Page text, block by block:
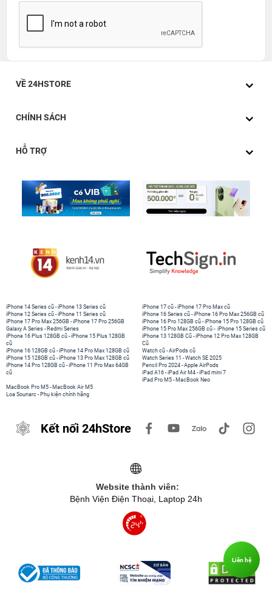
VỀ 24HSTORE
CHÍNH SÁCH
HỖ TRỢ
iPhone 14 Series cũ -iPhone 13 Series cũ
iPhone 12 Series cũ -iPhone 11 Series cũ
iPhone 17 Pro Max 256GB -iPhone 17 Pro 256GB
Galaxy A Series - Redmi Series
iPhone 17 cũ -iPhone 17 Pro Max cũ
iPhone 16 Series cũ - iPhone 16 Pro Max 256GB cũ
iPhone 16 Pro 128GB cũ -iPhone 15 Pro 128GB cũ
iPhone 15 Pro Max 256GB cũ - iPhone 15 Series cũ
iPhone 16 Plus 128GB cũ -iPhone 15 Plus 128GB
cũ
iPhone 16 128GB cũ -iPhone 14 Pro Max 128GB cũ
iPhone 15 128GB cũ -iPhone 13 Pro Max 128GB cũ
iPhone 14 Pro 128GB cũ -iPhone 11 Pro Max 64GB
cũ
iPhone 13 128GB Cũ -iPhone 12 Pro Max 128GB
Cũ
Watch cũ -AirPods cũ
Watch Series 11 -Watch SE 2025
Pencil Pro 2024 -Apple AirPods
iPad A16 -iPad Air M4 -iPad mini 7
iPad Pro M5 - MacBook Neo
MacBook Pro M5 - MacBook Air M5
Loa Sounarc - Phụ kiện chính hãng
Kết nối 24hStore
Website thành viên:
Bệnh Viện Điện Thoại, Laptop 24h
Liên hệ